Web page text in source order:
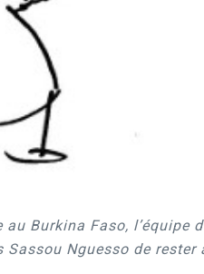
Burkina Faso,
Nguesso de rester